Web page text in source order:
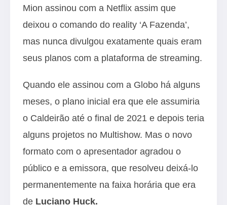
Mion assinou com a Netflix assim que
deixou o comando do reality ‘A Fazenda’,
mas nunca divulgou exatamente quais eram
seus planos com a plataforma de streaming.
Quando ele assinou com a Globo há alguns
meses, o plano inicial era que ele assumiria
o Caldeirão até o final de 2021 e depois teria
alguns projetos no Multishow. Mas o novo
formato com o apresentador agradou o
público e a emissora, que resolveu deixá-lo
permanentemente na faixa horária que era
de Luciano Huck.